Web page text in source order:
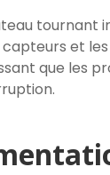
et
que les